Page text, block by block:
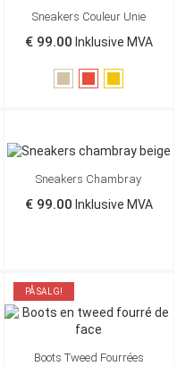
Sneakers Couleur Unie
€ 99.00 Inklusive MVA
Sneakers Chambray
€ 99.00 Inklusive MVA
PÅ SALG!
Boots Tweed Fourrées